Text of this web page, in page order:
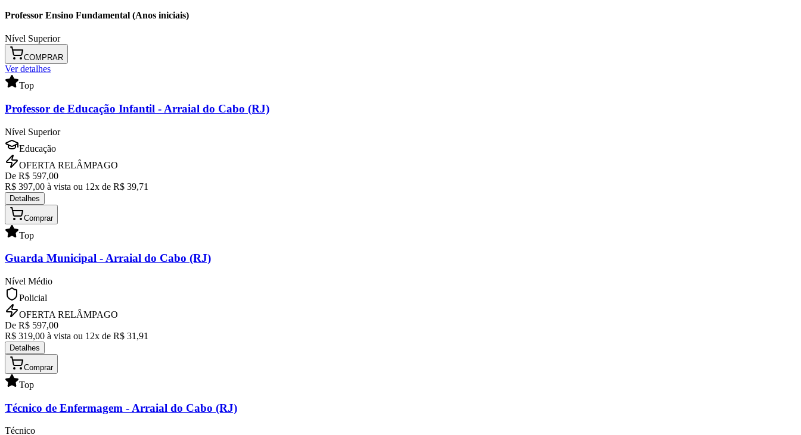
Professor Ensino Fundamental (Anos iniciais)
Nível Superior
COMPRAR
Ver detalhes
Top
Professor de Educação Infantil - Arraial do Cabo (RJ)
Nível Superior
Educação
OFERTA RELÂMPAGO
De R$ 597,00
R$ 397,00 à vista ou 12x de R$ 39,71
Detalhes
Comprar
Top
Guarda Municipal - Arraial do Cabo (RJ)
Nível Médio
Policial
OFERTA RELÂMPAGO
De R$ 597,00
R$ 319,00 à vista ou 12x de R$ 31,91
Detalhes
Comprar
Top
Técnico de Enfermagem - Arraial do Cabo (RJ)
Técnico